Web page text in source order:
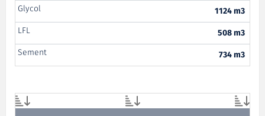
Glycol
1124 m3
LFL
508 m3
Sement
734 m3